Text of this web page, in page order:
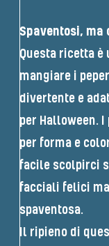
Spaventosi,
Questa ricetta è
mangiare i
divertente e
per Halloween.
per forma e
facile scolpirci
facciali felici
spaventosa.
Il ripieno di